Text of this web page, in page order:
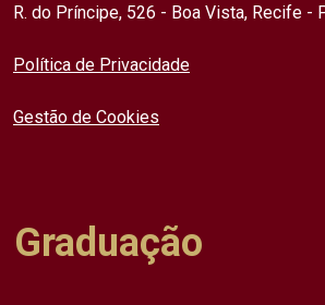
R. do Príncipe, 526 - Boa Vista, Recife -
Política de Privacidade
Gestão de Cookies
Graduação